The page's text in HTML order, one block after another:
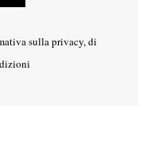
sulla privacy, di